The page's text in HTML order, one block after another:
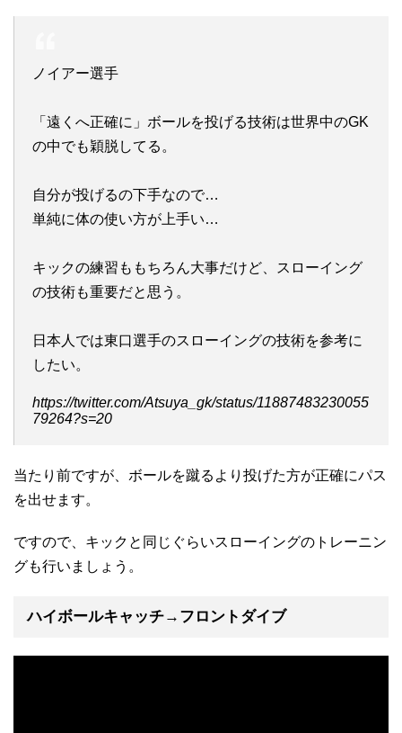
ノイアー選手
「遠くへ正確に」ボールを投げる技術は世界中のGK
の中でも穎脱してる。
自分が投げるの下手なので…
単純に体の使い方が上手い…
キックの練習ももちろん大事だけど、スローイング
の技術も重要だと思う。
日本人では東口選手のスローイングの技術を参考に
したい。
https://twitter.com/Atsuya_gk/status/11887483230055
79264?s=20
当たり前ですが、ボールを蹴るより投げた方が正確にパス
を出せます。
ですので、キックと同じぐらいスローイングのトレーニン
グも行いましょう。
ハイボールキャッチ→フロントダイブ